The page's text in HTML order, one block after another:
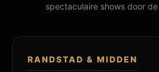
spectaculaire shows door
RANDSTAD & MIDDEN